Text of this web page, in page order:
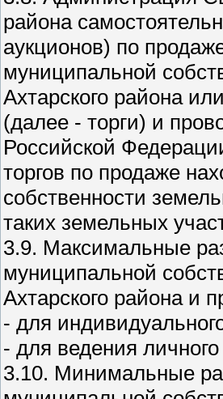
района
аукционов) по
муниципальной
Ахтарского района
(далее - торги) и
Российской
торгов по продаже
собственности
таких земельных
3.9. Максимальные
муниципальной
Ахтарского района и
- для
- для ведения
3.10. Минимальные